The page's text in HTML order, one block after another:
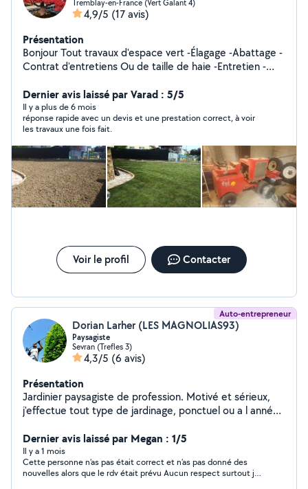
Tremblay-en-France (Vert Galant 4)
4,9/5 (17 avis)
Présentation
Bonjour Tout travaux d'espace vert -Élagage -Abattage -
Contrat d'entretiens Ou de taille de haie -Entretien -
Remise en état -Travaux annexes Devis et déplacement
gratuit
Dernier avis laissé par Varad : 5/5
Il y a plus de 6 mois
réponse rapide avec un devis et une prestation correct, à voir
les travaux une fois fait.
Voir le profil Contacter
Auto-entrepreneur
Dorian Larher (LES MAGNOLIAS93)
Paysagiste
Sevran (Trefles 3)
4,3/5 (6 avis)
Présentation
Jardinier paysagiste de profession. Motivé et sérieux,
j'effectue tout type de jardinage, ponctuel ou a l année.
une réduction de 50% des impôts.
Dernier avis laissé par Megan : 1/5
Il y a 1 mois
Cette personne n’as pas était correct et n’as pas donné des
nouvelles alors que le rdv était prévu Aucun respect surtout je